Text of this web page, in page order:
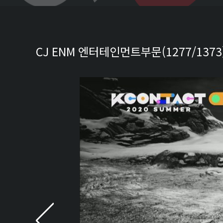
CJ ENM 엔터테인먼트부문(1277/